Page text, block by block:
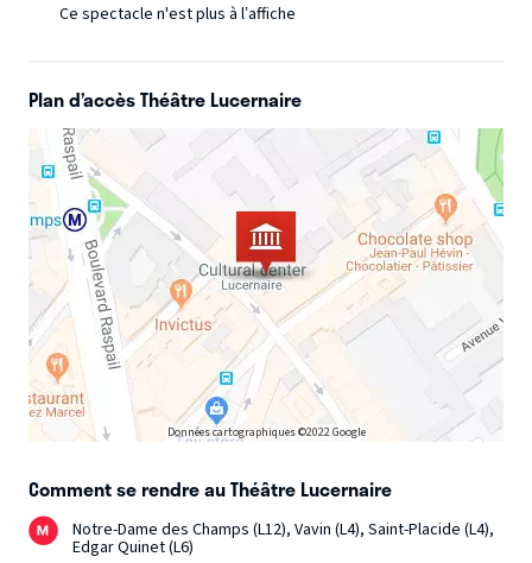
Ce spectacle n'est plus à l’affiche
Plan d’accès Théâtre Lucernaire
Données cartographiques ©2022 Google
Comment se rendre au Théâtre Lucernaire
Notre-Dame des Champs (L12), Vavin (L4), Saint-Placide (L4),
Edgar Quinet (L6)